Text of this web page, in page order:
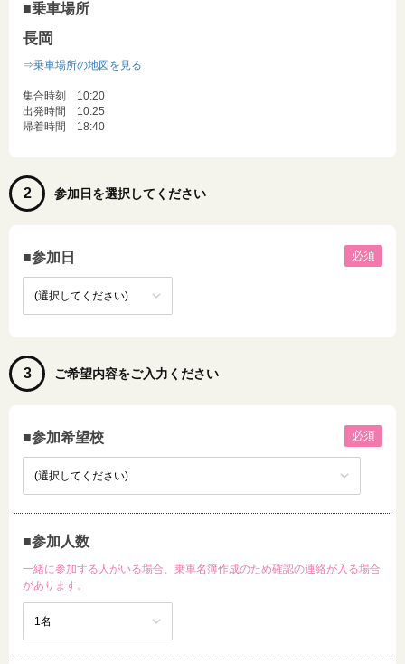
■乗車場所
長岡
⇒乗車場所の地図を見る
集合時刻 10:20
出発時間 10:25
帰着時間 18:40
2 参加日を選択してください
■参加日 必須
3 ご希望内容をご入力ください
■参加希望校 必須
■参加人数
一緒に参加する人がいる場合、乗車名簿作成のため確認の連絡が入る場合
があります。